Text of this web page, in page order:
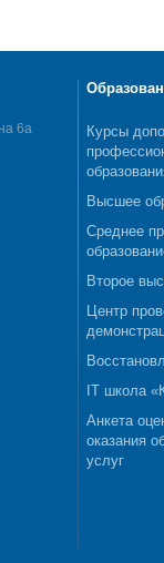
6а
Курсы
Высшее
Среднее
Второе
Центр
IT школа
Анкета
оказания
услуг